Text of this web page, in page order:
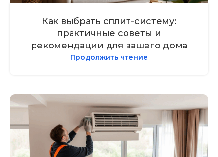
Как выбрать сплит-систему:
практичные советы и
рекомендации для вашего дома
Продолжить чтение